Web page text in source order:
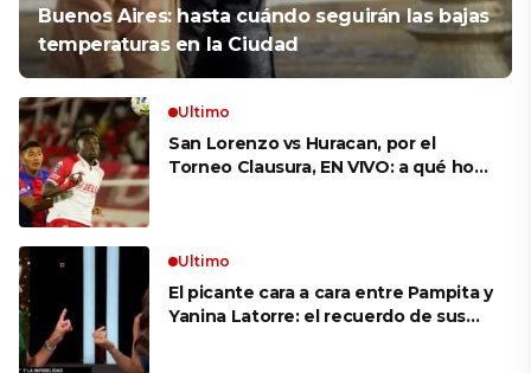
Buenos Aires: hasta cuándo seguirán las bajas
temperaturas en la Ciudad
Ultimo
San Lorenzo vs Huracan, por el
Torneo Clausura, EN VIVO: a qué hora
Ultimo
El picante cara a cara entre Pampita y
Yanina Latorre: el recuerdo de sus